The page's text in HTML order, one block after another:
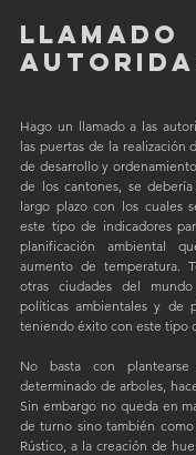
Hago un llamado a las
las puertas de la realización
de desarrollo y
de los cantones, se
largo plazo con los cuales
este tipo de indicadores
planificación ambiental
aumento de temperatura.
otras ciudades del
políticas ambientales y de
teniendo éxito con este tipo
No basta con
determinado de arboles,
Sin embargo no queda en
de turno sino también
Rústico, a la creación de